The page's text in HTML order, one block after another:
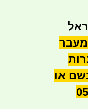
מעבר
פקק נשם או